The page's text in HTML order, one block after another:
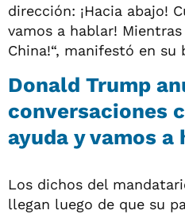
dirección: ¡Hacia abajo!
vamos a hablar!
China!“, manifestó en su
Donald Trump
conversaciones
ayuda y vamos a
Los dichos del
llegan luego de que su